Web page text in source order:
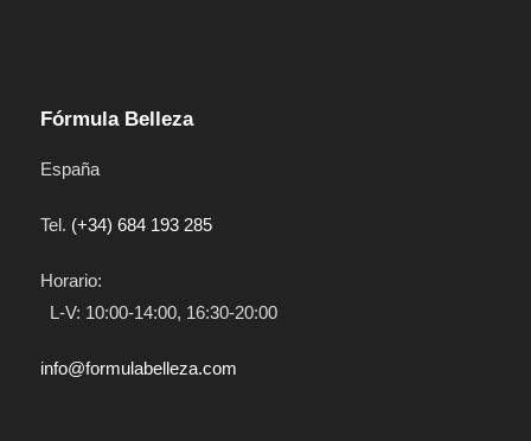
Fórmula Belleza
España
Tel. (+34) 684 193 285
Horario:
L-V: 10:00-14:00, 16:30-20:00
info@formulabelleza.com